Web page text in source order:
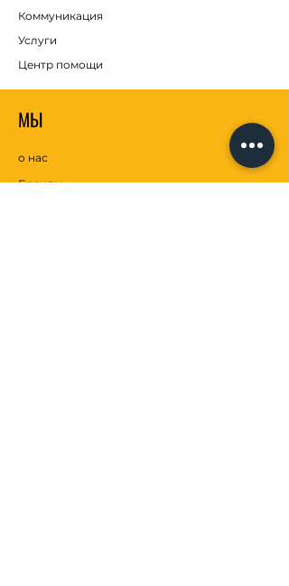
Коммуникация
Услуги
Центр помощи
МЫ
о нас
Бренды